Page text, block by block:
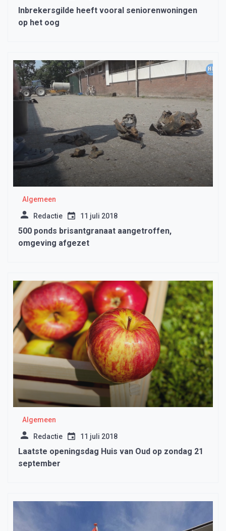
Inbrekersgilde heeft vooral seniorenwoningen
op het oog
Algemeen
Redactie 11 juli 2018
500 ponds brisantgranaat aangetroffen,
omgeving afgezet
Algemeen
Redactie 11 juli 2018
Laatste openingsdag Huis van Oud op zondag 21
september